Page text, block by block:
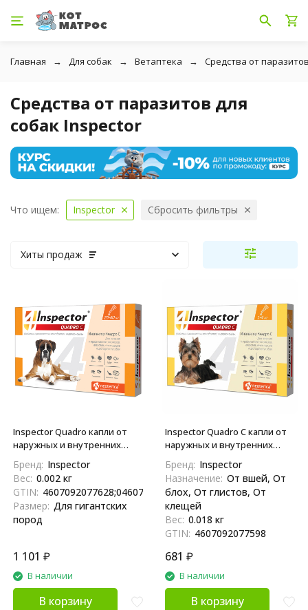
Главная Для собак Ветаптека Средства от
Средства от паразитов для
собак Inspector
Что ищем: Inspector Сбросить фильтры
Хиты продаж
Inspector Quadro капли от
наружных и внутренних
25-40 кг - 1 пипетка
Бренд: Inspector
Вес: 0.002 кг
GTIN: 4607092077628;04607092077628
Размер: Для гигантских
пород
1 101 ₽
В наличии
В корзину
Inspector Quadro С капли от
наружных и внутренних
1-4 кг - 1 пипетка
Бренд: Inspector
Назначение: От вшей, От
блох, От глистов, От
клещей
Вес: 0.018 кг
GTIN: 4607092077598
681 ₽
В наличии
В корзину